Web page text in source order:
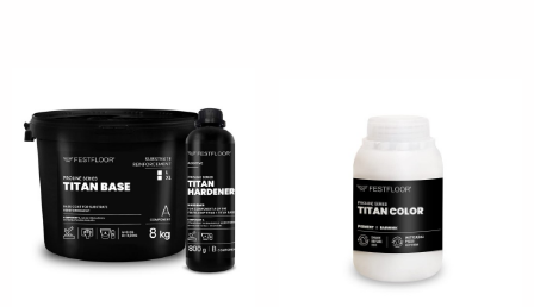
Opcje
można
wybrać
na
stronie
można
wybrać
na
stronie
produktu